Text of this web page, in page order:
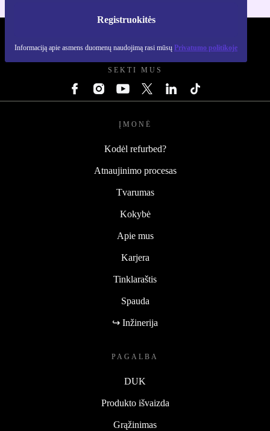
Registruokitės
Informaciją apie asmens duomenų naudojimą rasi mūsų Privatumo politikoje
SEKTI MUS
ĮMONĖ
Kodėl refurbed?
Atnaujinimo procesas
Tvarumas
Kokybė
Apie mus
Karjera
Tinklaraštis
Spauda
↪ Inžinerija
PAGALBA
DUK
Produkto išvaizda
Grąžinimas